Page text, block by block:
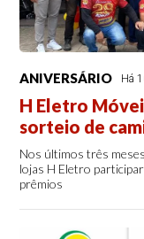
ANIVERSÁRIO Há
H Eletro
sorteio de
Nos últimos três
lojas H Eletro
prêmios